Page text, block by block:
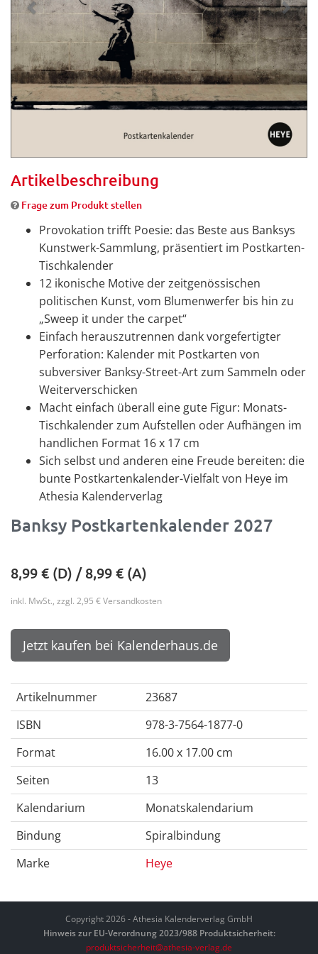
Artikelbeschreibung
Frage zum Produkt stellen
Provokation trifft Poesie: das Beste aus Banksys
Kunstwerk-Sammlung, präsentiert im Postkarten-
Tischkalender
12 ikonische Motive der zeitgenössischen
politischen Kunst, vom Blumenwerfer bis hin zu
„Sweep it under the carpet“
Einfach herauszutrennen dank vorgefertigter
Perforation: Kalender mit Postkarten von
subversiver Banksy-Street-Art zum Sammeln oder
Weiterverschicken
Macht einfach überall eine gute Figur: Monats-
Tischkalender zum Aufstellen oder Aufhängen im
handlichen Format 16 x 17 cm
Sich selbst und anderen eine Freude bereiten: die
bunte Postkartenkalender-Vielfalt von Heye im
Athesia Kalenderverlag
Banksy Postkartenkalender 2027
8,99€ (D) /8,99€ (A)
inkl. MwSt., zzgl. 2,95 € Versandkosten
Jetzt kaufen bei Kalenderhaus.de
Artikelnummer
23687
ISBN
978-3-7564-1877-0
Format
16.00 x 17.00 cm
Seiten
13
Kalendarium
Monatskalendarium
Bindung
Spiralbindung
Marke
Heye
Copyright 2026 - Athesia Kalenderverlag GmbH
Hinweis zur EU-Verordnung 2023/988 Produktsicherheit:
produktsicherheit@athesia-verlag.de